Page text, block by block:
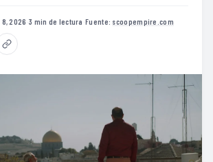
8, 2026 ·3 min de lectura ·Fuente: scoopempire.com